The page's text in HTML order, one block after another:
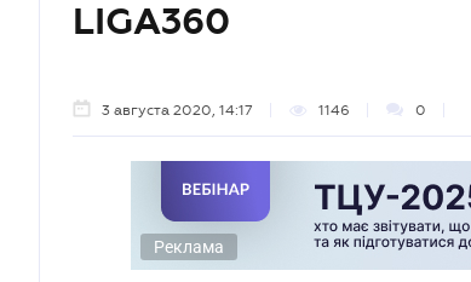
LIGA360
3 августа 2020, 14:17 1146 0
Реклама